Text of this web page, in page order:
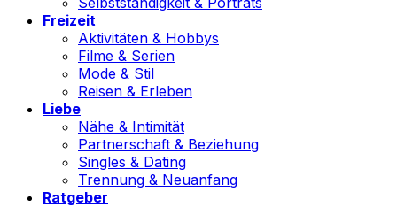
Freizeit
Aktivitäten & Hobbys
Filme & Serien
Mode & Stil
Reisen & Erleben
Liebe
Nähe & Intimität
Partnerschaft & Beziehung
Singles & Dating
Trennung & Neuanfang
Ratgeber